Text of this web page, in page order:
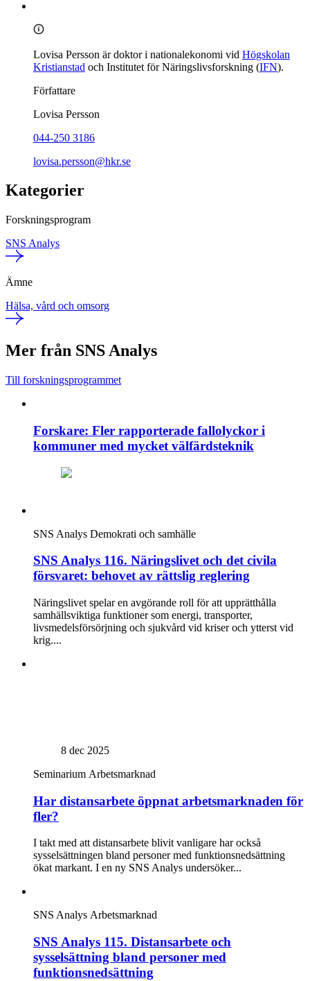
Lovisa Persson är doktor i nationalekonomi vid Högskolan
Kristianstad och Institutet för Näringslivsforskning (IFN).
Författare
Lovisa Persson
044-250 3186
lovisa.persson@hkr.se
Kategorier
Forskningsprogram
SNS Analys
Ämne
Hälsa, vård och omsorg
Mer från SNS Analys
Till forskningsprogrammet
Forskare: Fler rapporterade fallolyckor i
kommuner med mycket välfärdsteknik
SNS Analys Demokrati och samhälle
SNS Analys 116. Näringslivet och det civila
försvaret: behovet av rättslig reglering
Näringslivet spelar en avgörande roll för att upprätthålla
samhällsviktiga funktioner som energi, transporter,
livsmedelsförsörjning och sjukvård vid kriser och ytterst vid
krig....
8 dec 2025
Seminarium Arbetsmarknad
Har distansarbete öppnat arbetsmarknaden för
fler?
I takt med att distansarbete blivit vanligare har också
sysselsättningen bland personer med funktionsnedsättning
ökat markant. I en ny SNS Analys undersöker...
SNS Analys Arbetsmarknad
SNS Analys 115. Distansarbete och
sysselsättning bland personer med
funktionsnedsättning